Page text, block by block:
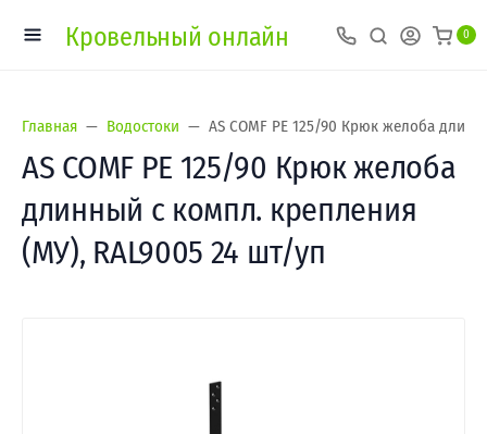
Кровельный онлайн 0
Главная Водостоки AS COMF PE 125/90 Крюк желоба
AS COMF PE 125/90 Крюк желоба
длинный с компл. крепления
(МУ), RAL9005 24 шт/уп